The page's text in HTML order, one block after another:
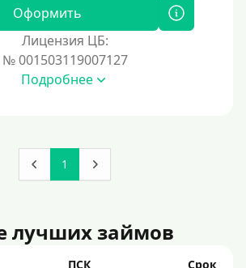
удостоверению
дохода
Оформить
Лицензия ЦБ:
№ 001503119007127
Подробнее
1
лучших займов
ПСК Срок